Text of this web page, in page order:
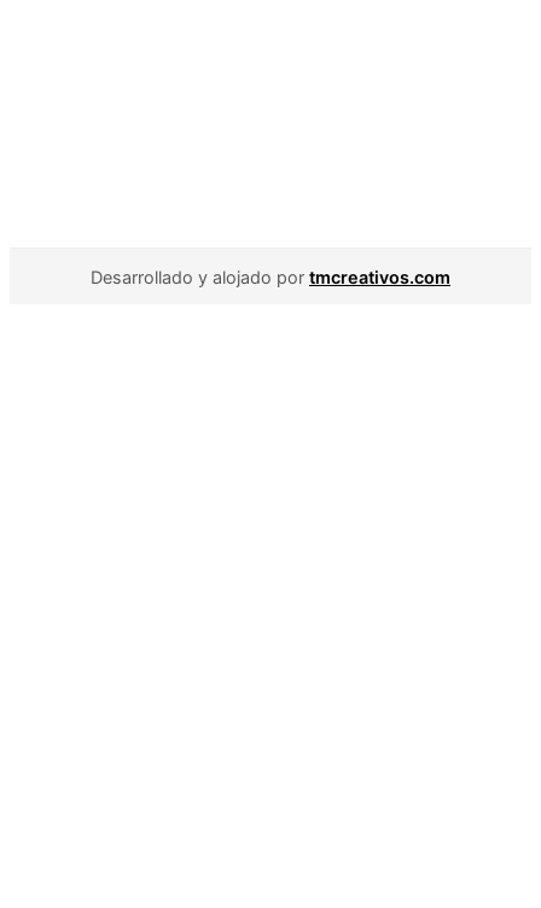
Desarrollado y alojado por tmcreativos.com